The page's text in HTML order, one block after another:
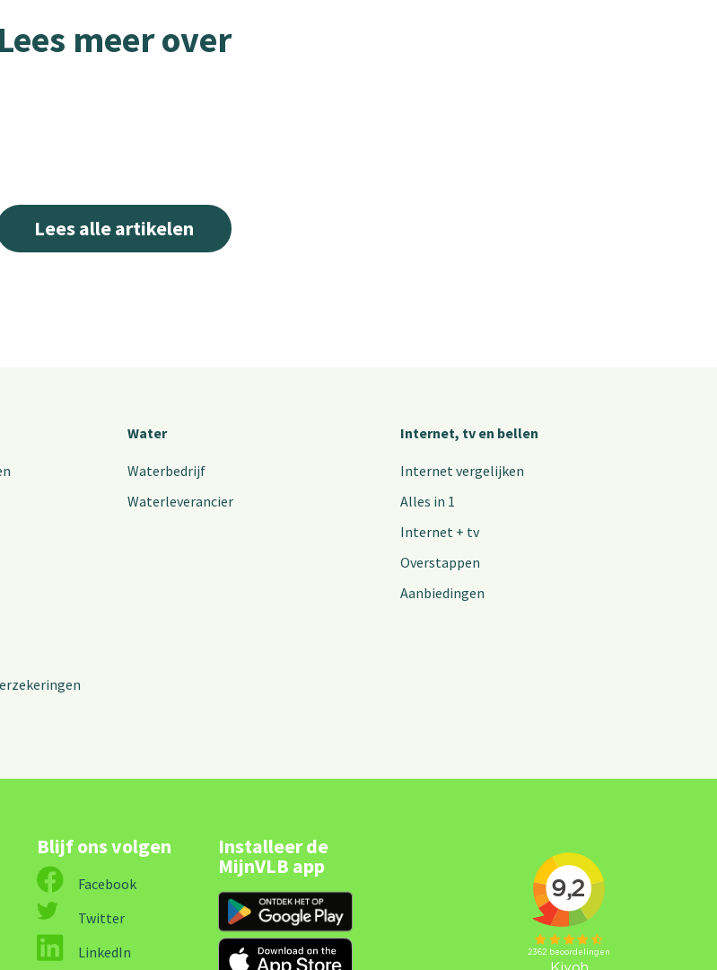
Lees meer over
Lees alle artikelen
Water
Waterbedrijf
Waterleverancier
Internet, tv en bellen
Internet vergelijken
Alles in 1
Internet + tv
Overstappen
Aanbiedingen
Blijf ons volgen
Facebook
Twitter
LinkedIn
Installeer de
MijnVLB app